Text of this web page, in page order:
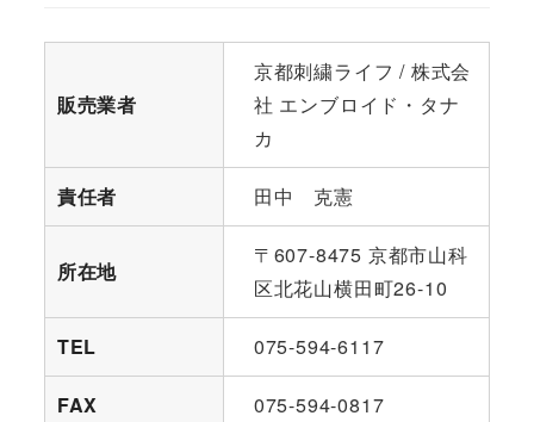
販売業者
京都刺繍ライフ / 株式会
社 エンブロイド・タナ
カ
責任者 田中 克憲
所在地
〒607-8475 京都市山科
区北花山横田町26-10
TEL 075-594-6117
FAX 075-594-0817